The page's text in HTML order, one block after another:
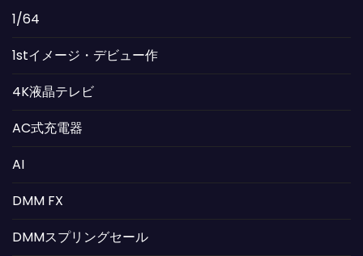
1/64
1stイメージ・デビュー作
4K液晶テレビ
AC式充電器
AI
DMM FX
DMMスプリングセール